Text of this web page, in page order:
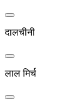
दालचीनी
लाल मिर्च